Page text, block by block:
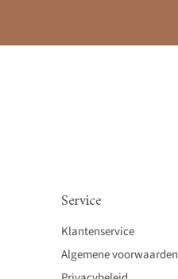
Service
Klantenservice
Algemene voorwaarden